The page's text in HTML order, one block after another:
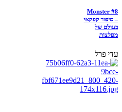
Monster #8
– סיפור קפקאי
בעולם של
מפלצות
עדי פרל